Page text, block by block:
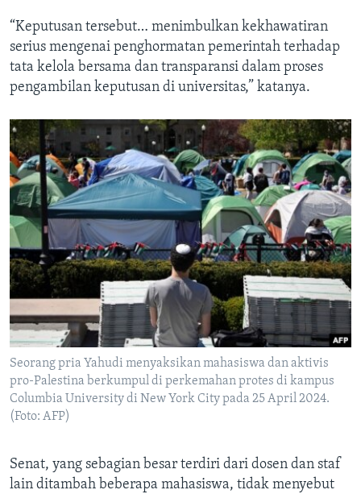
“Keputusan tersebut… menimbulkan kekhawatiran
serius mengenai penghormatan pemerintah terhadap
tata kelola bersama dan transparansi dalam proses
pengambilan keputusan di universitas,” katanya.
Seorang pria Yahudi menyaksikan mahasiswa dan aktivis
pro-Palestina berkumpul di perkemahan protes di kampus
Columbia University di New York City pada 25 April 2024.
(Foto: AFP)
Senat, yang sebagian besar terdiri dari dosen dan staf
lain ditambah beberapa mahasiswa, tidak menyebut